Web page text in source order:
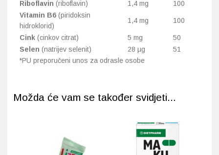
Riboflavin (riboflavin) 1,4 mg
100
Vitamin B6 (piridoksin
hidroklorid)
1,4 mg 100
Cink (cinkov citrat) 5 mg
50
Selen (natrijev selenit) 28 µg
51
*PU preporučeni unos za odrasle osobe
Možda će vam se također svidjeti...